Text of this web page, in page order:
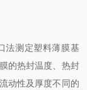
法测定塑料薄膜基
的热封温度、热封
动性及厚度不同的